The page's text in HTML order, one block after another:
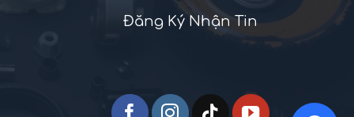
Đăng Ký Nhận Tin